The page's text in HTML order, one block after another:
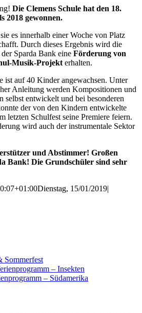
Die Clemens Schule hat den 18.
2018 gewonnen.
es innerhalb einer Woche von Platz
Durch dieses Ergebnis wird die
Sparda Bank eine Förderung von
Musik-Projekt erhalten.
ist auf 40 Kinder angewachsen. Unter
Anleitung werden Kompositionen und
selbst entwickelt und bei besonderen
der von den Kindern entwickelte
letzten Schulfest seine Premiere feiern.
wird auch der instrumentale Sektor
und Abstimmer! Großen
Bank! Die Grundschüler sind sehr
Dienstag, 15/01/2019|
Sommerfest
– Insekten
– Südamerika